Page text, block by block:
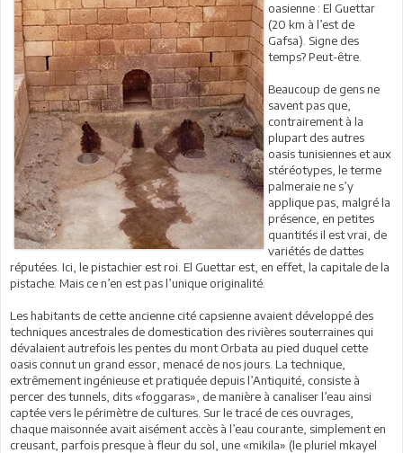
oasienne : El Guettar
(20 km à l’est de
Gafsa). Signe des
temps? Peut-être.
Beaucoup de gens ne
savent pas que,
contrairement à la
plupart des autres
oasis tunisiennes et aux
stéréotypes, le terme
palmeraie ne s’y
applique pas, malgré la
présence, en petites
quantités il est vrai, de
variétés de dattes
réputées. Ici, le pistachier est roi. El Guettar est, en effet, la capitale de la
pistache. Mais ce n’en est pas l’unique originalité.
Les habitants de cette ancienne cité capsienne avaient développé des
techniques ancestrales de domestication des rivières souterraines qui
dévalaient autrefois les pentes du mont Orbata au pied duquel cette
oasis connut un grand essor, menacé de nos jours. La technique,
extrêmement ingénieuse et pratiquée depuis l’Antiquité, consiste à
percer des tunnels, dits «foggaras», de manière à canaliser l’eau ainsi
captée vers le périmètre de cultures. Sur le tracé de ces ouvrages,
chaque maisonnée avait aisément accès à l’eau courante, simplement en
creusant, parfois presque à fleur du sol, une «mikila» (le pluriel mkayel